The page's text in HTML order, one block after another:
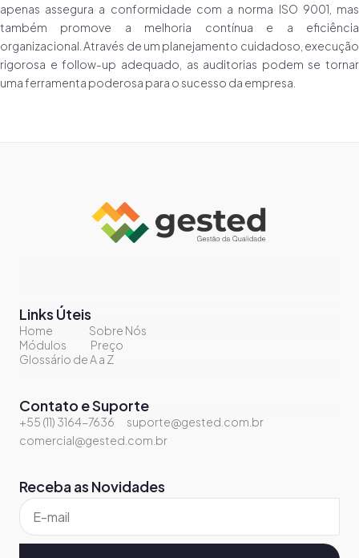
apenas assegura a conformidade com a norma ISO 9001, mas
também promove a melhoria contínua e a eficiência
organizacional. Através de um planejamento cuidadoso, execução
rigorosa e follow-up adequado, as auditorias podem se tornar
uma ferramenta poderosa para o sucesso da empresa.
Receba as Novidades
Links Úteis
Home
Sobre Nós
Módulos
Preço
Glossário de A a Z
Contato e Suporte
+55 (11) 3164-7636
suporte@gested.com.br
comercial@gested.com.br